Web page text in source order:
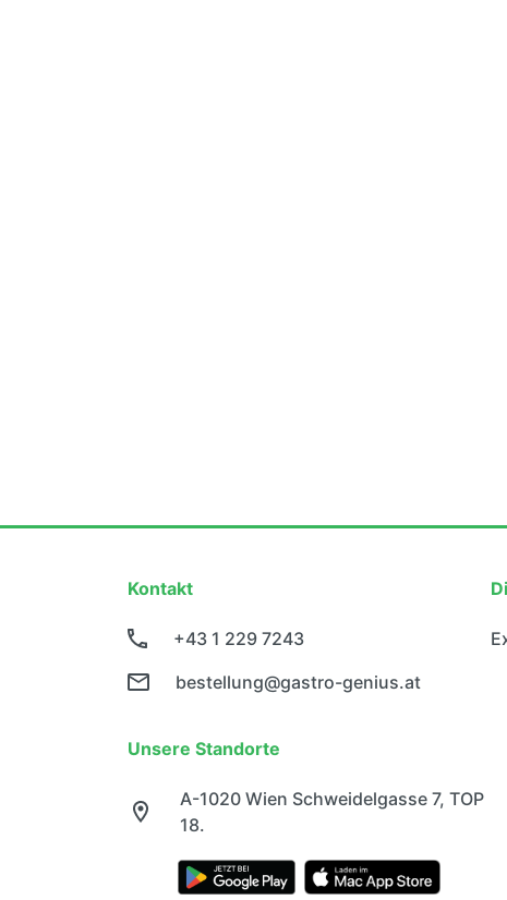
Kontakt
+43 1 229 7243
bestellung@gastro-genius.at
Unsere Standorte
A-1020 Wien Schweidelgasse 7, TOP
18.